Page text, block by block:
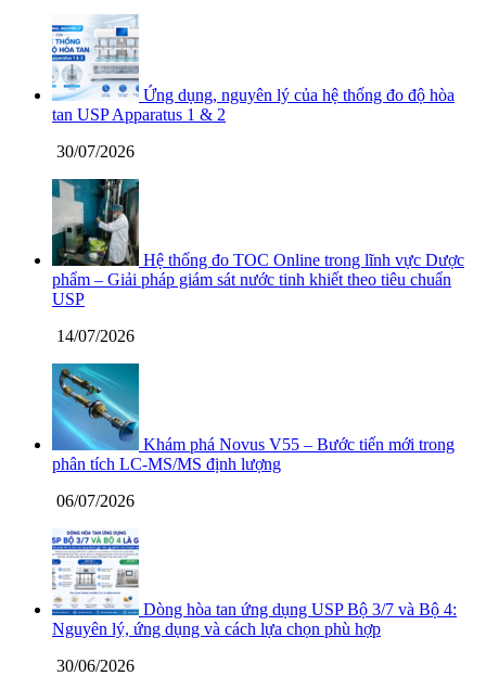
Ứng dụng, nguyên lý của hệ thống đo độ hòa
tan USP Apparatus 1 & 2
30/07/2026
Hệ thống đo TOC Online trong lĩnh vực Dược
phẩm – Giải pháp giám sát nước tinh khiết theo tiêu chuẩn
USP
14/07/2026
Khám phá Novus V55 – Bước tiến mới trong
phân tích LC-MS/MS định lượng
06/07/2026
Dòng hòa tan ứng dụng USP Bộ 3/7 và Bộ 4:
Nguyên lý, ứng dụng và cách lựa chọn phù hợp
30/06/2026